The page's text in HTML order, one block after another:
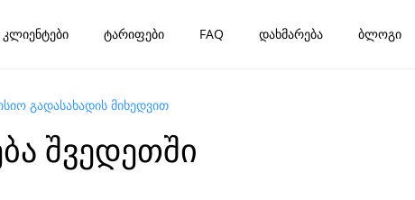
ტარიფები FAQ დახმარება ბლოგი
გადასახადის მიხედვით
შვედეთში